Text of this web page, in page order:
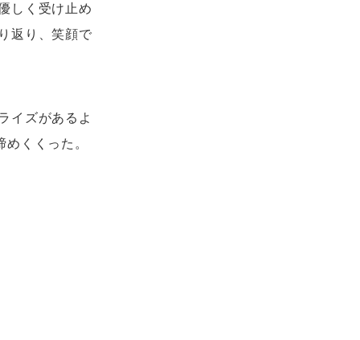
しく受け止め
返り、笑顔で
イズがあるよ
くくった。